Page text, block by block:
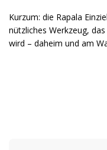
Kurzum: die Rapala
nützliches Werkzeug,
wird – daheim und am